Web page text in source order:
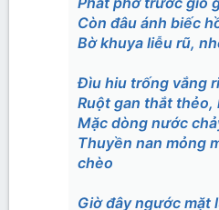
Còn đâu ánh biếc
Bờ khuya liễu rũ,
Đìu hiu trống vắng
Ruột gan thắt thẻo,
Mặc dòng nước
Thuyền nan mỏng
chèo
Giờ đây ngước mặt